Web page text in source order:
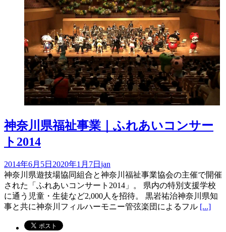
中…
神奈川県福祉事業｜ふれあいコンサー
ト2014
2014年6月5日 2020年1月7日 jan
神奈川県遊技場協同組合と神奈川福祉事業協会の主催で開催
された「ふれあいコンサート2014」。 県内の特別支援学校
に通う児童・生徒など2,000人を招待。 黒岩祐治神奈川県知
事と共に神奈川フィルハーモニー管弦楽団によるフル [...]